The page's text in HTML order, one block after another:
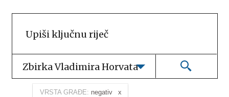
Zbirka Vladimira Horvata
VRSTA GRAĐE: negativ